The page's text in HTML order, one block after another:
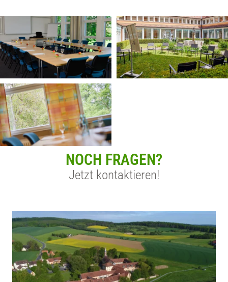
NOCH FRAGEN?
Jetzt kontaktieren!